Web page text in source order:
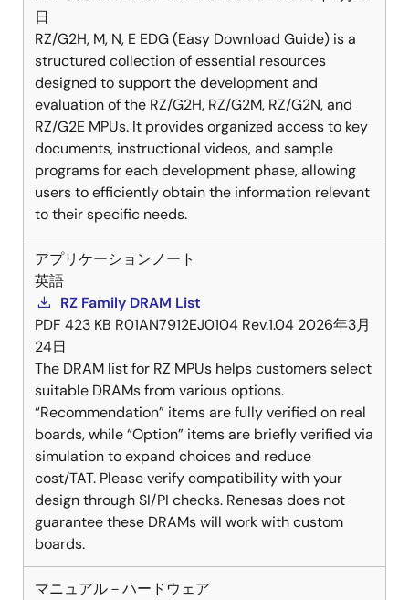
日
RZ/G2H, M, N, E EDG (Easy Download Guide) is a
structured collection of essential resources
designed to support the development and
evaluation of the RZ/G2H, RZ/G2M, RZ/G2N, and
RZ/G2E MPUs. It provides organized access to key
documents, instructional videos, and sample
programs for each development phase, allowing
users to efficiently obtain the information relevant
to their specific needs.
アプリケーションノート
英語
RZ Family DRAM List
PDF 423 KB R01AN7912EJ0104 Rev.1.04 2026年3月
24日
The DRAM list for RZ MPUs helps customers select
suitable DRAMs from various options.
“Recommendation” items are fully verified on real
boards, while “Option” items are briefly verified via
simulation to expand choices and reduce
cost/TAT. Please verify compatibility with your
design through SI/PI checks. Renesas does not
guarantee these DRAMs will work with custom
boards.
マニュアル－ハードウェア